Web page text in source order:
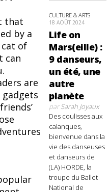
that
by a
of
can
are
CULTURE & ARTS
18 AOÛT 2024
Life on
Mars(eille) :
9 danseurs,
un été, une
autre
planète
parSarah Joyaux
Des coulisses aux
calanques,
bienvenue dans la
vie des danseuses
et danseurs de
(LA) HORDE, la
troupe du Ballet
National de